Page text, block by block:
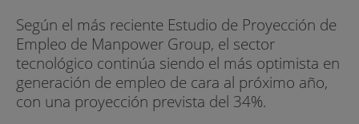
Según el más reciente Estudio de Proyección de
Empleo de Manpower Group, el sector
tecnológico continúa siendo el más optimista en
generación de empleo de cara al próximo año,
con una proyección prevista del 34%.